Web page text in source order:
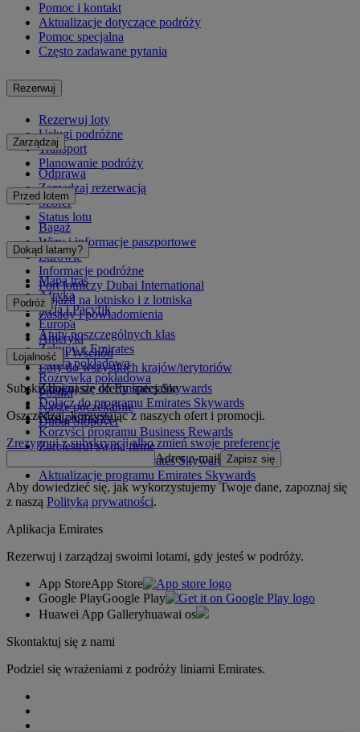
Pomoc i kontakt
Aktualizacje dotyczące podróży
Pomoc specjalna
Często zadawane pytania
Rezerwuj
Rezerwuj loty
Usługi podróżne
Transport
Planowanie podróży
Zarządzaj
Odprawa
Zarządzaj rezerwacją
Szofer
Status lotu
Przed lotem
Bagaż
Wizy i informacje paszportowe
Zdrowie
Informacje podróżne
Port lotniczy Dubai International
Dojazd na lotnisko i z lotniska
Zasady i powiadomienia
Dokąd latamy?
Mapa tras
Afryka
Azja i Pacyfik
Europa
Ameryki
Bliski Wschód
Loty do wszystkich krajów/terytoriów
Podróż
Atuty poszczególnych klas
Zakupy z Emirates
Oferta pokładowa
Rozrywka pokładowa
Posiłki
Nasze poczekalnie
Dubai Stopover
Lojalność
Zaloguj się do Emirates Skywards
Dołącz do programu Emirates Skywards
Nasi partnerzy
Korzyści programu Business Rewards
Zarejestruj swoją firmę
Zasady programu Emirates Skywards
Aktualizacje programu Emirates Skywards
Subskrybuj nasze oferty specjalne
Oszczędzaj, korzystając z naszych ofert i promocji.
Zrezygnuj z subskrypcji albo zmień swoje preferencje
Adres e-mail Zapisz się
Aby dowiedzieć się, jak wykorzystujemy Twoje dane, zapoznaj się
z naszą Polityką prywatności.
Aplikacja Emirates
Rezerwuj i zarządzaj swoimi lotami, gdy jesteś w podróży.
App StoreApp Store
Google PlayGoogle Play
Huawei App Galleryhuawai os
Skontaktuj się z nami
Podziel się wrażeniami z podróży liniami Emirates.